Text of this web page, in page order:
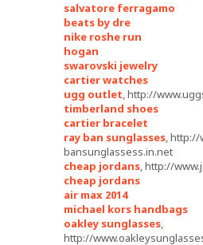
salvatore ferragamo
beats by dre
nike roshe run
hogan
swarovski jewelry
cartier watches
ugg outlet, http://
timberland shoes
cartier bracelet
ray ban sunglasses, http://
bansunglassess.in.net
cheap jordans, http://
cheap jordans
air max 2014
michael kors handbags
oakley sunglasses,
http://